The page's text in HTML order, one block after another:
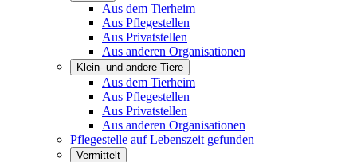
Aus dem Tierheim
Aus Pflegestellen
Aus Privatstellen
Aus anderen Organisationen
Klein- und andere Tiere
Aus dem Tierheim
Aus Pflegestellen
Aus Privatstellen
Aus anderen Organisationen
Pflegestelle auf Lebenszeit gefunden
Vermittelt